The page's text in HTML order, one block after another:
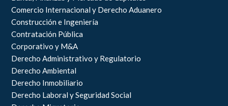
Comercio Internacional y Derecho Aduanero
Construcción e Ingeniería
Contratación Pública
Corporativo y M&A
Derecho Administrativo y Regulatorio
Derecho Ambiental
Derecho Inmobiliario
Derecho Laboral y Seguridad Social